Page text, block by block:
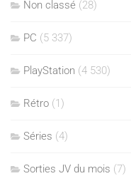
Non classé (28)
PC (5 337)
PlayStation (4 530)
Rétro (1)
Séries (4)
Sorties JV du mois (7)